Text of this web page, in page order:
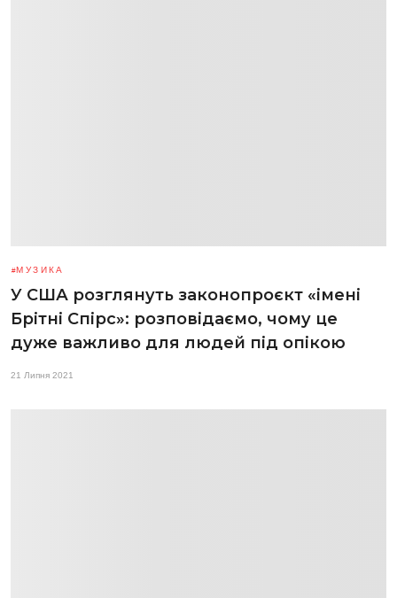
МУЗИКА
У США розглянуть законопроєкт «імені
Брітні Спірс»: розповідаємо, чому це
дуже важливо для людей під опікою
21 Липня 2021